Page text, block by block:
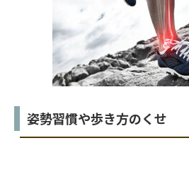
姿勢習慣や歩き方のくせ